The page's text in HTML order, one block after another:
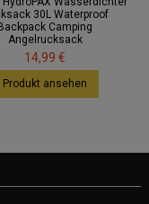
30L Waterproof
Backpack Camping
Angelrucksack
14,99 €
Produkt ansehen